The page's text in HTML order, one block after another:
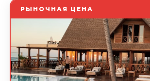
РЫНОЧНАЯ ЦЕНА